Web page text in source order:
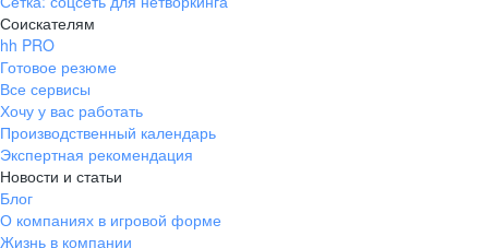
Соискателям
hh PRO
Готовое резюме
Все сервисы
Хочу у вас работать
Производственный календарь
Экспертная рекомендация
Новости и статьи
Блог
О компаниях в игровой форме
Жизнь в компании